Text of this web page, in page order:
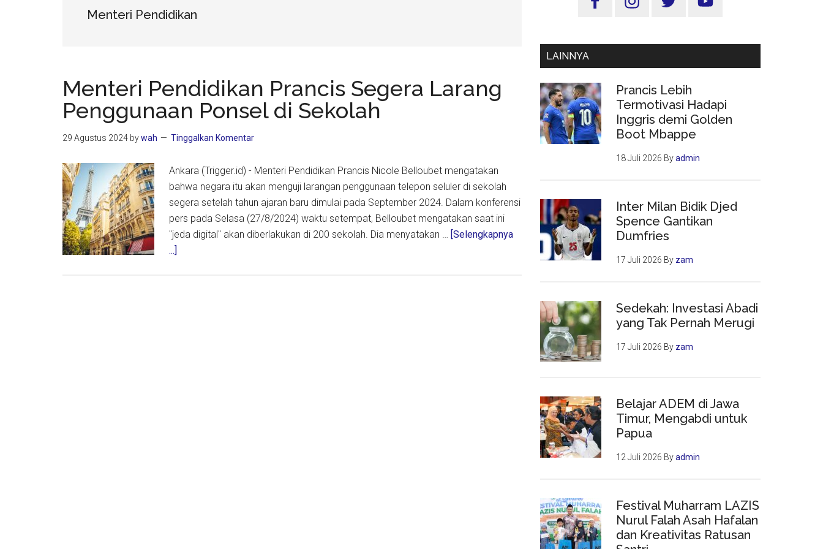
Menteri Pendidikan
Menteri Pendidikan Prancis Segera Larang
Penggunaan Ponsel di Sekolah
29 Agustus 2024 bywah Tinggalkan Komentar
Ankara (Trigger.id) - Menteri Pendidikan Prancis Nicole Belloubet mengatakan
bahwa negara itu akan menguji larangan penggunaan telepon seluler di sekolah
segera setelah tahun ajaran baru dimulai pada September 2024. Dalam konferensi
pers pada Selasa (27/8/2024) waktu setempat, Belloubet mengatakan saat ini
"jeda digital" akan diberlakukan di 200 sekolah. Dia menyatakan … [Selengkapnya
...]
Utama
LAINNYA
Prancis Lebih
Termotivasi Hadapi
Inggris demi Golden
Boot Mbappe
18 Juli 2026 Byadmin
Inter Milan Bidik Djed
Spence Gantikan
Dumfries
17 Juli 2026 By zam
Sedekah: Investasi Abadi
yang Tak Pernah Merugi
17 Juli 2026 By zam
Belajar ADEM di Jawa
Timur, Mengabdi untuk
Papua
12 Juli 2026 Byadmin
Festival Muharram LAZIS
Nurul Falah Asah Hafalan
dan Kreativitas Ratusan